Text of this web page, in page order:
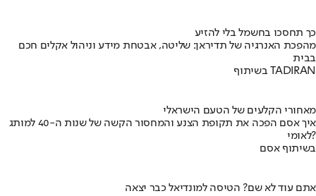
כך תחסכו בחשמל בלי להזיע
מהפכת האנרגיה של תדיראן: שליטה, אבטחת מידע וניהול אקלים חכם
בבית
בשיתוף TADIRAN
מאחורי הקלעים של הטעם הישראלי
איך אסם הפכה את תקופת הצנע והמחסור הקשה של שנות ה-40 למותג
לאומי?
בשיתוף אסם
אתם עוד לא שם? הטיסה למונדיאל כבר יצאה